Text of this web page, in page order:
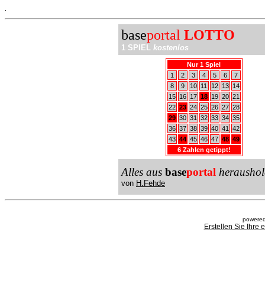
baseportal LOTTO
1 SPIEL kostenlos
Nur 1 Spiel
1
2 3 4 5 6
7
8
9 10 11 12 13
14
15
16 17 18 19 20 21
22 23 24 25 26 27 28
29 30 31 32 33 34 35
36 37 38 39 40 41
42
43 44 45 46 47 48 49
6 Zahlen getippt!
Alles aus baseportal
von H.Fehde
Erstellen Sie Ihre